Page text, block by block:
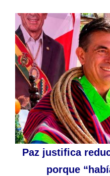
Paz justifica
porque